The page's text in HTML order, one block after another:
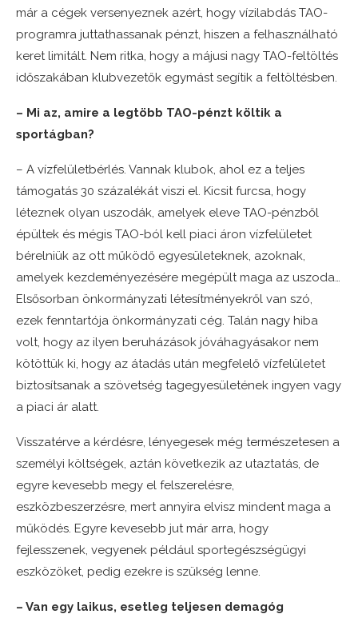
már a cégek versenyeznek azért, hogy vízilabdás TAO-
programra juttathassanak pénzt, hiszen a felhasználható
keret limitált. Nem ritka, hogy a májusi nagy TAO-feltöltés
időszakában klubvezetők egymást segítik a feltöltésben.
– Mi az, amire a legtöbb TAO-pénzt költik a
sportágban?
– A vízfelületbérlés. Vannak klubok, ahol ez a teljes
támogatás 30 százalékát viszi el. Kicsit furcsa, hogy
léteznek olyan uszodák, amelyek eleve TAO-pénzből
épültek és mégis TAO-ból kell piaci áron vízfelületet
bérelniük az ott működő egyesületeknek, azoknak,
amelyek kezdeményezésére megépült maga az uszoda…
Elsősorban önkormányzati létesítményekről van szó,
ezek fenntartója önkormányzati cég. Talán nagy hiba
volt, hogy az ilyen beruházások jóváhagyásakor nem
kötöttük ki, hogy az átadás után megfelelő vízfelületet
biztosítsanak a szövetség tagegyesületének ingyen vagy
a piaci ár alatt.
Visszatérve a kérdésre, lényegesek még természetesen a
személyi költségek, aztán következik az utaztatás, de
egyre kevesebb megy el felszerelésre,
eszközbeszerzésre, mert annyira elvisz mindent maga a
működés. Egyre kevesebb jut már arra, hogy
fejlesszenek, vegyenek például sportegészségügyi
eszközöket, pedig ezekre is szükség lenne.
– Van egy laikus, esetleg teljesen demagóg